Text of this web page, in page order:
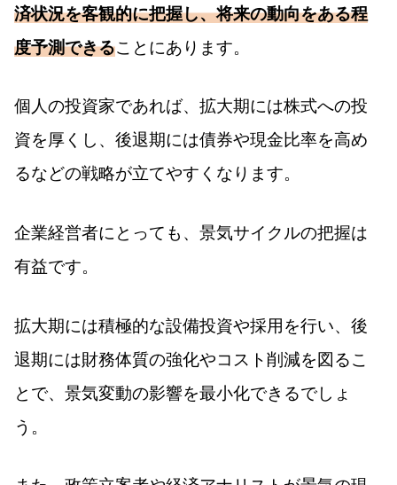
済状況を客観的に把握し、将来の動向をある程
度予測できることにあります。
個人の投資家であれば、拡大期には株式への投
資を厚くし、後退期には債券や現金比率を高め
るなどの戦略が立てやすくなります。
企業経営者にとっても、景気サイクルの把握は
有益です。
拡大期には積極的な設備投資や採用を行い、後
退期には財務体質の強化やコスト削減を図るこ
とで、景気変動の影響を最小化できるでしょ
う。